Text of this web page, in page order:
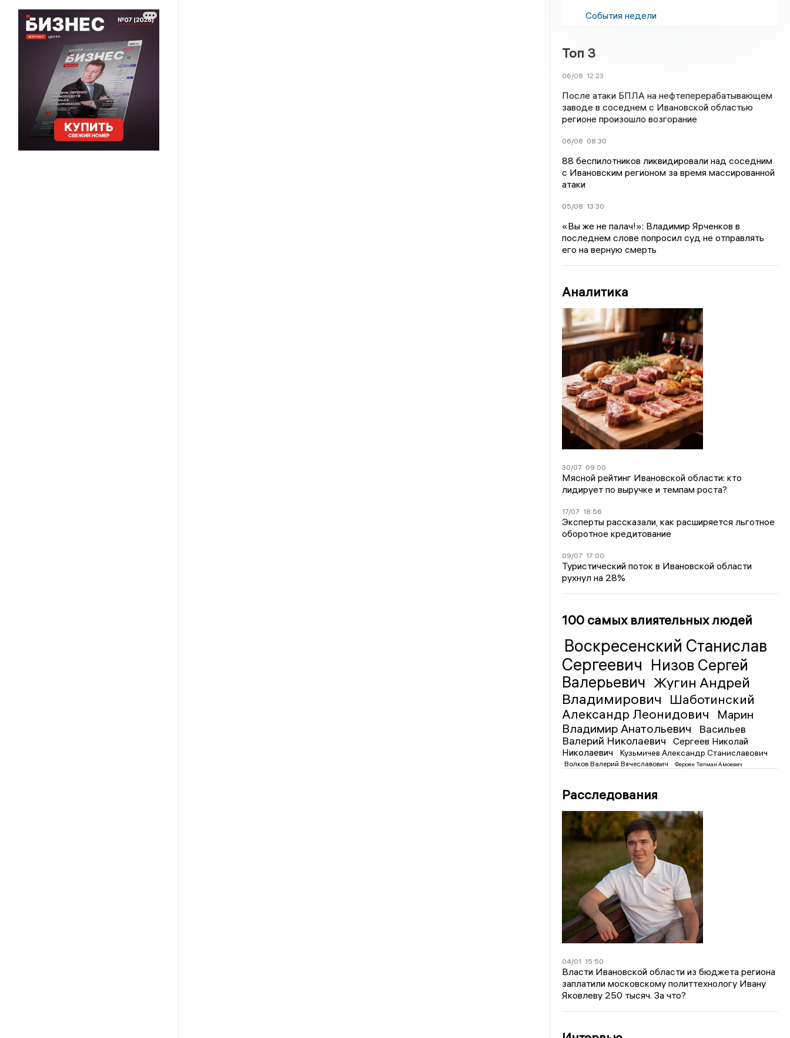
События недели
Топ 3
06/08 12:23
После атаки БПЛА на нефтеперерабатывающем
заводе в соседнем с Ивановской областью
регионе произошло возгорание
06/08 08:30
88 беспилотников ликвидировали над соседним
с Ивановским регионом за время массированной
атаки
05/08 13:30
«Вы же не палач!»: Владимир Ярченков в
последнем слове попросил суд не отправлять
его на верную смерть
Аналитика
30/07 09:00
Мясной рейтинг Ивановской области: кто
лидирует по выручке и темпам роста?
17/07 18:56
Эксперты рассказали, как расширяется льготное
оборотное кредитование
09/07 17:00
Туристический поток в Ивановской области
рухнул на 28%
100 самых влиятельных людей
Воскресенский Станислав
Сергеевич Низов Сергей
Валерьевич Жугин Андрей
Владимирович
Шаботинский
Александр Леонидович
Марин
Владимир Анатольевич
Васильев
Валерий Николаевич
Сергеев Николай
Николаевич
Кузьмичев Александр Станиславович
Волков Валерий Вячеславович Фероян Телман Амоевич
Расследования
04/01 15:50
Власти Ивановской области из бюджета региона
заплатили московскому политтехнологу Ивану
Яковлеву 250 тысяч. За что?